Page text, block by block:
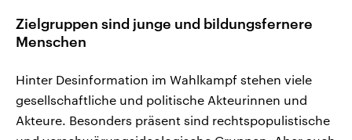
Zielgruppen sind junge und bildungsfernere
Menschen
Hinter Desinformation im Wahlkampf stehen viele
gesellschaftliche und politische Akteurinnen und
Akteure. Besonders präsent sind rechtspopulistische